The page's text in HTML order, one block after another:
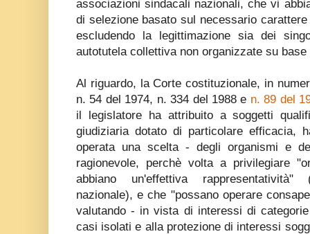
associazioni sindacali nazionali, che vi
di selezione basato sul necessario
escludendo la legittimazione sia dei
autotutela collettiva non organizzate su base
Al riguardo, la Corte costituzionale, in
n. 54 del 1974, n. 334 del 1988 e n. 89 del
il legislatore ha attribuito a soggetti
giudiziaria dotato di particolare efficacia,
operata una scelta - degli organismi e
ragionevole, perchè volta a privilegiare
abbiano un'effettiva
nazionale), e che "possano operare
valutando - in vista di interessi di
casi isolati e alla protezione di interessi